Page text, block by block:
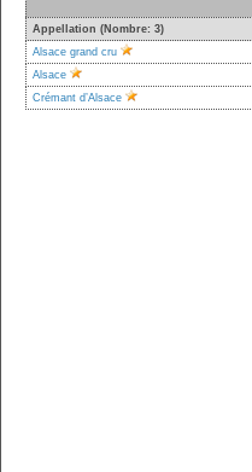
Appellation (Nombre: 3)
Alsace grand cru
Alsace
Crémant d’Alsace